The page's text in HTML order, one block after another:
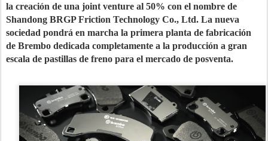
la creación de una joint venture al 50% con el nombre de
Shandong BRGP Friction Technology Co., Ltd. La nueva
sociedad pondrá en marcha la primera planta de fabricación
de Brembo dedicada completamente a la producción a gran
escala de pastillas de freno para el mercado de posventa.